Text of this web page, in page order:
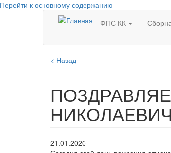
Перейти к основному содержанию
ФПС КК
< Назад
21.01.2020